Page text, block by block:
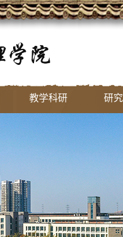
教学科研 研